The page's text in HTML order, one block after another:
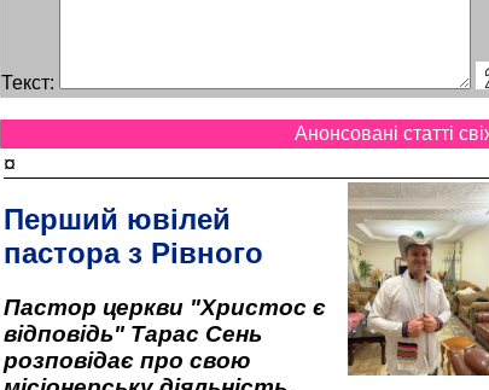
Текст:
Анонсовані статті
¤
Перший ювілей
пастора з Рівного
Пастор церкви "Христос є
відповідь" Тарас Сень
розповідає про свою